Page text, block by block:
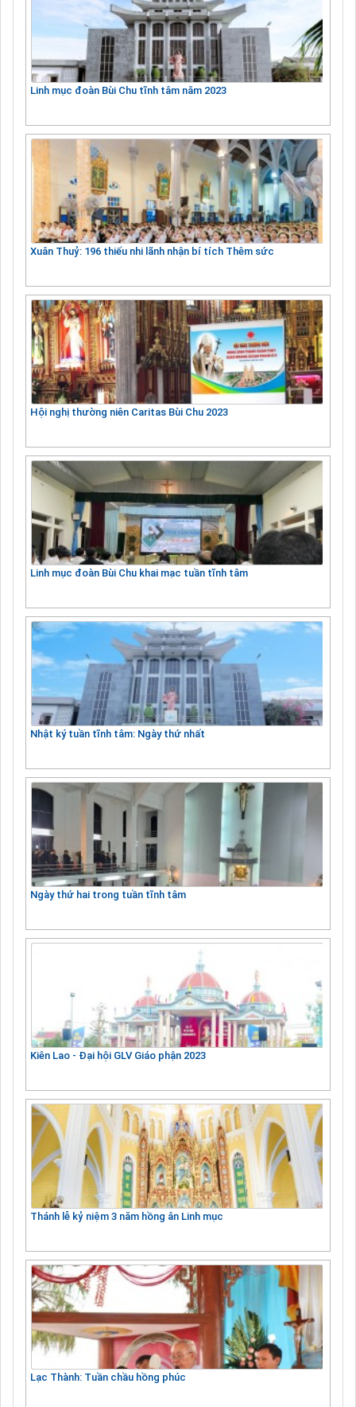
Linh mục đoàn Bùi Chu tĩnh tâm năm 2023
Xuân Thuỷ: 196 thiếu nhi lãnh nhận bí tích Thêm sức
Hội nghị thường niên Caritas Bùi Chu 2023
Linh mục đoàn Bùi Chu khai mạc tuần tĩnh tâm
Nhật ký tuần tĩnh tâm: Ngày thứ nhất
Ngày thứ hai trong tuần tĩnh tâm
Kiên Lao - Đại hội GLV Giáo phận 2023
Thánh lễ kỷ niệm 3 năm hồng ân Linh mục
Lạc Thành: Tuần chầu hồng phúc